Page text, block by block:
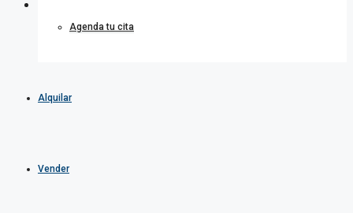
Agenda tu cita
Alquilar
Vender